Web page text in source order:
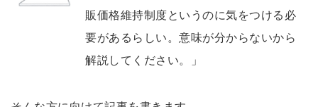
販価格維持制度というのに気をつける必
要があるらしい。意味が分からないから
解説してください。」